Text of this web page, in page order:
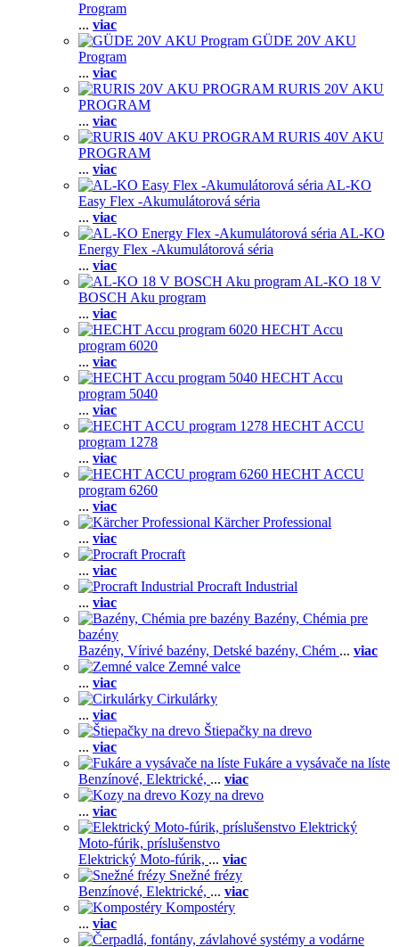
Program
... viac
GÜDE 20V AKU
Program
... viac
RURIS 20V AKU
PROGRAM
... viac
RURIS 40V AKU
PROGRAM
... viac
AL-KO
Easy Flex -Akumulátorová séria
... viac
AL-KO
Energy Flex -Akumulátorová séria
... viac
AL-KO 18 V
BOSCH Aku program
... viac
HECHT Accu
program 6020
... viac
HECHT Accu
program 5040
... viac
HECHT ACCU
program 1278
... viac
HECHT ACCU
program 6260
... viac
Kärcher Professional
... viac
Procraft
... viac
Procraft Industrial
... viac
Bazény, Chémia pre
bazény
Bazény, Vírivé bazény, Detské bazény, Chém ... viac
Zemné valce
... viac
Cirkulárky
... viac
Štiepačky na drevo
... viac
Fukáre a vysávače na líste
Benzínové, Elektrické, ... viac
Kozy na drevo
... viac
Elektrický
Moto-fúrik, príslušenstvo
Elektrický Moto-fúrik, ... viac
Snežné frézy
Benzínové, Elektrické, ... viac
Kompostéry
... viac